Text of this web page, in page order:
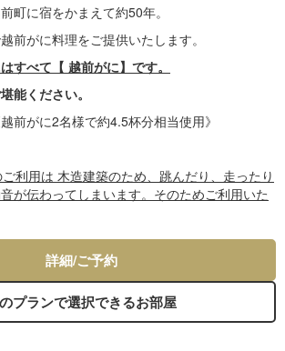
町に宿をかまえて約50年。
前がに料理をご提供いたします。
すべて【 越前がに】です。
能ください。
前がに2名様で約4.5杯分相当使用》
利用は 木造建築のため、跳んだり、走ったり
が伝わってしまいます。そのためご利用いた
詳細/ご予約
プランで選択できるお部屋